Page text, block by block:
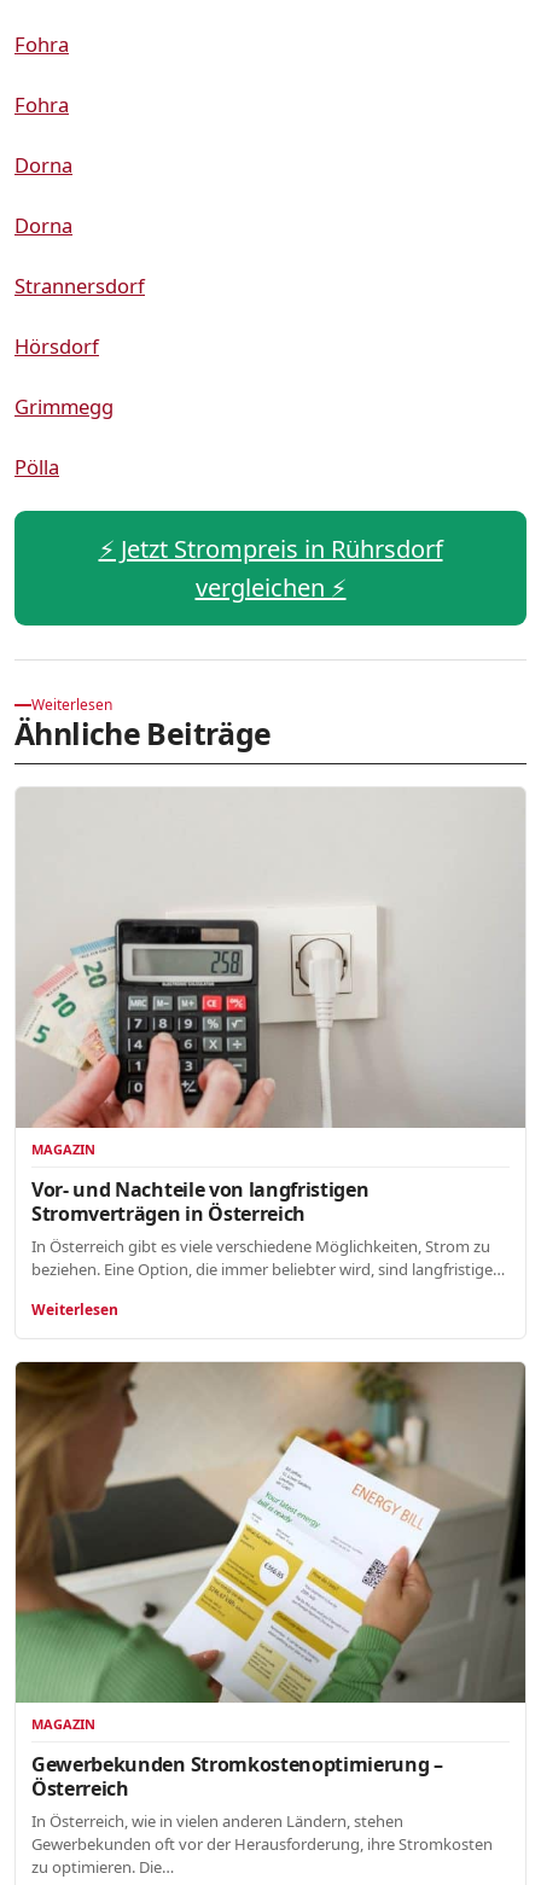
Fohra
Fohra
Dorna
Dorna
Strannersdorf
Hörsdorf
Grimmegg
Pölla
⚡️ Jetzt Strompreis in Rührsdorf
vergleichen ⚡️
Weiterlesen
Ähnliche Beiträge
MAGAZIN
Vor- und Nachteile von langfristigen
Stromverträgen in Österreich
In Österreich gibt es viele verschiedene Möglichkeiten, Strom zu
beziehen. Eine Option, die immer beliebter wird, sind langfristige…
Weiterlesen
MAGAZIN
Gewerbekunden Stromkostenoptimierung –
Österreich
In Österreich, wie in vielen anderen Ländern, stehen
Gewerbekunden oft vor der Herausforderung, ihre Stromkosten
zu optimieren. Die…